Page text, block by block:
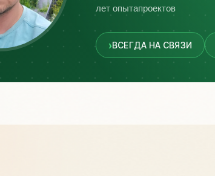
лет опытапроектов
ВСЕГДА НА СВЯЗИ